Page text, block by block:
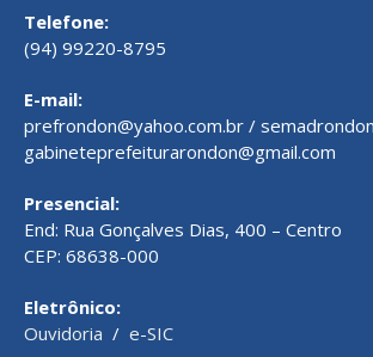
Telefone:
(94) 99220-8795
E-mail:
prefrondon@yahoo.com.br /
gabineteprefeiturarondon@gmail.com
Presencial:
End: Rua Gonçalves Dias, 400 – Centro
CEP: 68638-000
Eletrônico:
Ouvidoria / e-SIC